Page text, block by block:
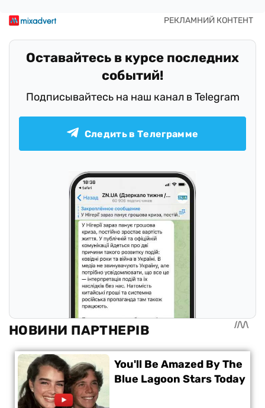
Оставайтесь в курсе последних
событий!
Подписывайтесь на наш канал в Telegram
Следить в Телеграмме